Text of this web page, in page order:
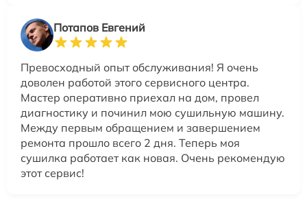
Потапов Евгений
Превосходный опыт обслуживания! Я очень
доволен работой этого сервисного центра.
Мастер оперативно приехал на дом, провел
диагностику и починил мою сушильную машину.
Между первым обращением и завершением
ремонта прошло всего 2 дня. Теперь моя
сушилка работает как новая. Очень рекомендую
этот сервис!